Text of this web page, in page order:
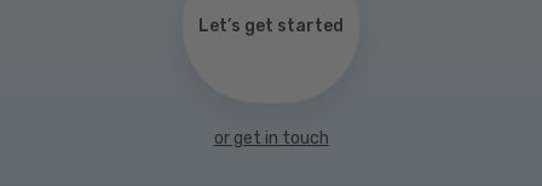
Let’s get started
or get in touch